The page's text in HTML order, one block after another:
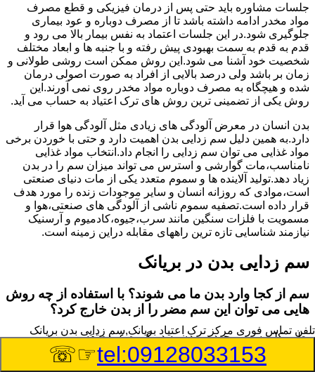
جلسات مشاوره باید حتی پس از درمان فیزیکی و قطع مصرف
مواد مخدر ادامه داشته باشد تا از مصرف دوباره و عود بیماری
جلوگیری شود.در این جلسات اعتماد به نفس بیمار بالا می رود و
قدم به قدم به سمت بهبودی پیش رفته و با جنبه ها و ابعاد مختلف
شخصیت خود آشنا می شود.این روش ممکن است روشی طولانی و
زمان بر باشد ولی درصد بالایی از افراد به صورت اصولی درمان
شده و هیچگاه به مصرف دوباره مواد مخدر روی نمی آورند.این
روش یکی از تضمینی ترین روش های ترک اعتیاد به حساب می آید.
بدن انسان در معرض آلودگی های زیادی مثل آلودگی هوا قرار
دارد.به همین دلیل سم زدایی بدن اهمیت دارد و حتی با خوردن برخی
مواد غذایی می توان سم زدایی را انجام داد.انتخاب مواد غذایی
نامناسب،مات گوارشی و استرس می تواند میزان سم را در بدن
زیاد دهد.تولید آلاینده ها و سموم متعدد یکی از مات دنیای صنعتی
است،موادی که روزانه انسان و سایر موجودات زنده را مورد هدف
قرار داده است.تصفیه سموم ناشی از آلودگی های صنعتی،هوا و
مسمویت با فلزات سنگین مانند سرب،جیوه،کادمیوم و آرسنیک
نیازمند شناسایی تازه ترین راههای مقابله دراین زمینه است.
سم زدایی بدن در بریانک
سم از کجا وارد بدن ما می شوند؟ با استفاده از چه روش
هایی می توان این سم مضر را از بدن خارج کرد؟
بطور کلی سم موجود در بدن به دو گروه عمده تقسیم می
شوند.بخش بزرگی از این سموم مثل مواد به جا مانده از سموم
گیاهی و آفت کش ها،فلزات سنگین ناشی از آلودگی هوا،انواع
تلفن تماس فوری مرکز ترک اعتیاد بریانک,سم زدایی بدن بریانک
tel:09128033153
☞☏